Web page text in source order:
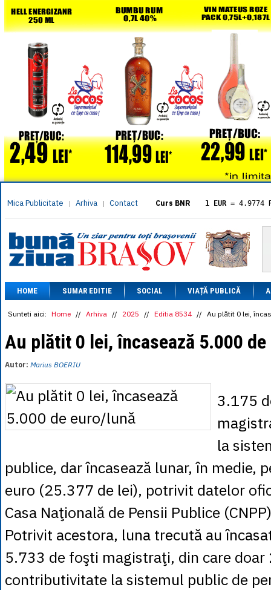
Mica Publicitate | Arhiva | Contact Curs BNR 1 EUR = 4.9774
= 5.8304
1 XAU= 464.4611
1 AED= 1.1933
1 AUD= 2.7957
1 BGN= 2.5449
1 CAD= 3.1559
1 CHF= 5.2813
1 CNY= 0.6015
1 DKK= 0.6668
1 EGP= 0.0860
1 MDL
= 0.2538
1 NOK= 0.4191
1 NZD
= 2.6097
1 PLN= 1.1646
1 RUB = 0.0530
1 SEK = 0.4526
1 TRY = 0.1141
1 UAH = 0.1048
1 XDR= 5.9383
1 ZAR= 0.2318
HOME SUMAR EDITIE SOCIAL VIAȚĂ PUBLICĂ
Sunteti aici: Home // Arhiva // 2025 // Editia 8534 // Au plătit 0 lei,
Au plătit 0 lei, încasează 5.000
Autor: Marius BOERIU
3.175
la
publice, dar încasează lunar, în medie,
euro (25.377 de lei), potrivit datelor
Casa Naţională de Pensii Publice
Potrivit acestora, luna trecută au
5.733 de foşti magistraţi, din care doar
contributivitate la sistemul public de